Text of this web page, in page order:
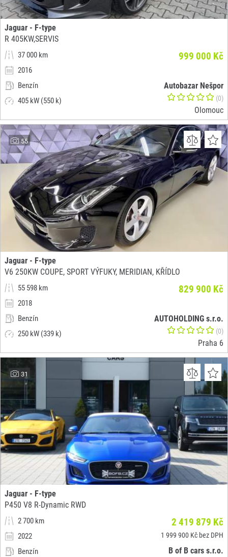
Jaguar - F-type
R 405KW,SERVIS
37 000 km
2016
Benzín
405 kW (550 k)
999 000 Kč
Autobazar Nešpor
(0)
Olomouc
55
Jaguar - F-type
V6 250KW COUPE, SPORT VÝFUKY, MERIDIAN, KŘÍDLO
55 598 km
2018
Benzín
250 kW (339 k)
829 900 Kč
AUTOHOLDING s.r.o.
(0)
Praha 6
31
Jaguar - F-type
P450 V8 R-Dynamic RWD
2 700 km
2022
Benzín
2 419 879 Kč
1 999 900 Kč bez DPH
B of B cars s.r.o.